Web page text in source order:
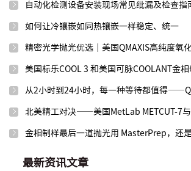
自动化检测设备安装现场常见纰漏及检查指
如何让冷镶嵌如同热镶嵌一样稳定、统一
精密光学抛光优选｜美国QMAXIS高纯度氧
从2小时到24小时，每一种等待都值得
金相制样最后一道抛光用 MasterPrep，还
最新资讯文章